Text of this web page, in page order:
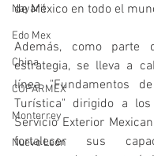
Nayarit
Edo Mex
China
COPARMEX
Monterrey
Nuevo León
de México en todo el
Además, como parte
estrategia, se lleva a
línea "Fundamentos
Turística" dirigido a
Servicio Exterior
fortalecer sus